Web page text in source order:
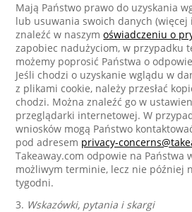
Mają Państwo prawo do uzyskania
lub usuwania swoich danych
znaleźć w naszymoświadczeniu o
zapobiec nadużyciom, w przypadku
możemy poprosić Państwa o
Jeśli chodzi o uzyskanie wglądu w
z plikami cookie, należy przesłać
chodzi. Można znaleźć go w
przeglądarki internetowej. W
wniosków mogą Państwo
pod adresem privacy-
Takeaway.com odpowie na Państwa
możliwym terminie, lecz nie później
tygodni.
3. Wskazówki, pytania i skargi